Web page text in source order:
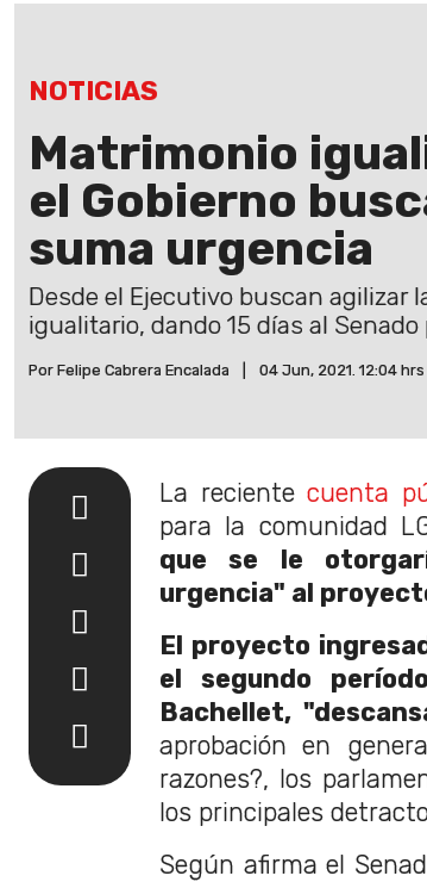
NOTICIAS
Matrimonio
el Gobierno
suma urgencia
Desde el Ejecutivo buscan
igualitario, dando 15 días al
Por Felipe Cabrera Encalada 04 Jun, 2021. 12:04 hrs
La recientecuenta
para la comunidad
que se le
urgencia" al
El proyecto
el segundo
Bachellet,
aprobación en
razones?, los
los principales
Según afirma el